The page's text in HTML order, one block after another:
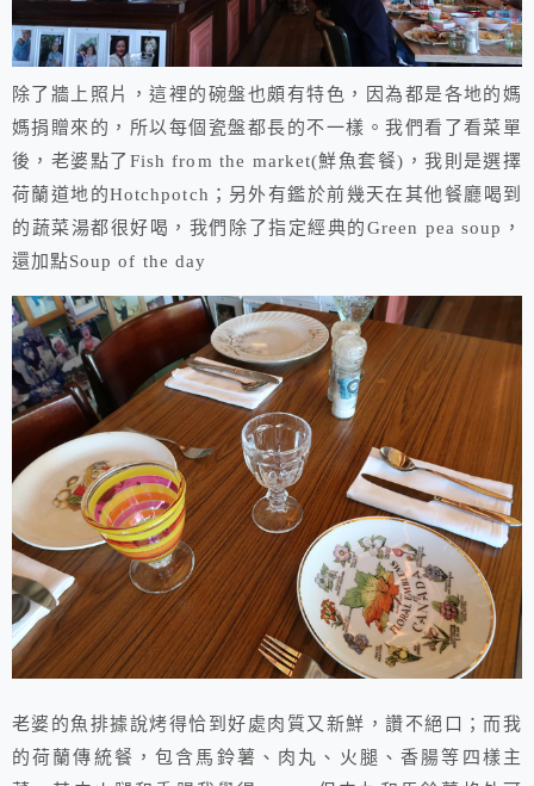
除了牆上照片，這裡的碗盤也頗有特色，因為都是各地的媽
媽捐贈來的，所以每個瓷盤都長的不一樣。我們看了看菜單
後，老婆點了Fish from the market(鮮魚套餐)，我則是選擇
荷蘭道地的Hotchpotch；另外有鑑於前幾天在其他餐廳喝到
的蔬菜湯都很好喝，我們除了指定經典的Green pea soup，
還加點Soup of the day
老婆的魚排據說烤得恰到好處肉質又新鮮，讚不絕口；而我
的荷蘭傳統餐，包含馬鈴薯、肉丸、火腿、香腸等四樣主